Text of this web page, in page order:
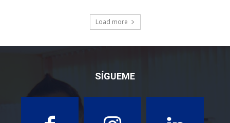
Load more
SÍGUEME